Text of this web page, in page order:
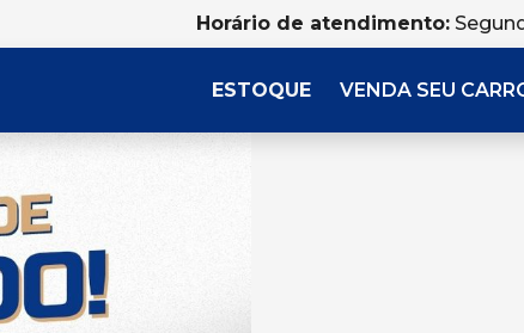
Horário de atendimento:
ESTOQUE VENDA SEU